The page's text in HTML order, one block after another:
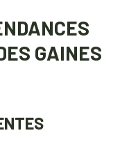
GAINES